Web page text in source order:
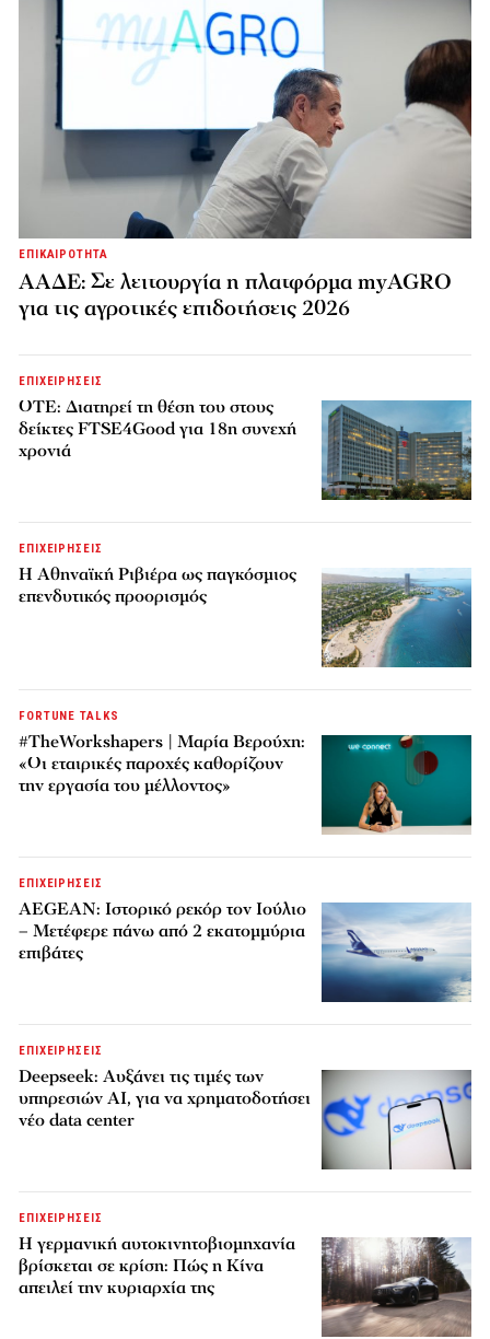
ΕΠΙΚΑΙΡΟΤΗΤΑ
ΑΑΔΕ: Σε λειτουργία η πλατφόρμα myAGRO
για τις αγροτικές επιδοτήσεις 2026
ΕΠΙΧΕΙΡΗΣΕΙΣ
ΟΤΕ: Διατηρεί τη θέση του στους
δείκτες FTSE4Good για 18η συνεχή
χρονιά
ΕΠΙΧΕΙΡΗΣΕΙΣ
Η Αθηναϊκή Ριβιέρα ως παγκόσμιος
επενδυτικός προορισμός
FORTUNE TALKS
#TheWorkshapers | Μαρία Βερούχη:
«Οι εταιρικές παροχές καθορίζουν
την εργασία του μέλλοντος»
ΕΠΙΧΕΙΡΗΣΕΙΣ
AEGEAN: Ιστορικό ρεκόρ τον Ιούλιο
– Μετέφερε πάνω από 2 εκατομμύρια
επιβάτες
ΕΠΙΧΕΙΡΗΣΕΙΣ
Deepseek: Αυξάνει τις τιμές των
υπηρεσιών AI, για να χρηματοδοτήσει
νέο data center
ΕΠΙΧΕΙΡΗΣΕΙΣ
Η γερμανική αυτοκινητοβιομηχανία
βρίσκεται σε κρίση: Πώς η Κίνα
απειλεί την κυριαρχία της